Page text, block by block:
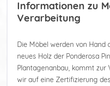
Informationen zu
Verarbeitung
Die Möbel werden von Hand
neues Holz der Ponderosa
Plantagenanbau, kommt zur
wir auf eine Zertifizierung